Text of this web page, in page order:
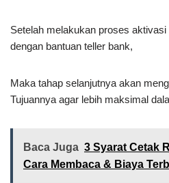
Setelah melakukan proses
dengan bantuan teller bank,
Maka tahap selanjutnya akan
Tujuannya agar lebih maksimal
Baca Juga 3 Syarat Cetak
Cara Membaca & Biaya